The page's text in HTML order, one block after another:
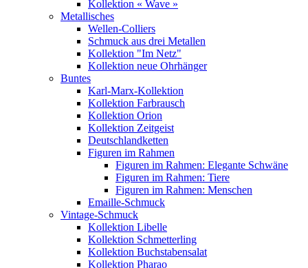
Kollektion « Wave »
Metallisches
Wellen-Colliers
Schmuck aus drei Metallen
Kollektion "Im Netz"
Kollektion neue Ohrhänger
Buntes
Karl-Marx-Kollektion
Kollektion Farbrausch
Kollektion Orion
Kollektion Zeitgeist
Deutschlandketten
Figuren im Rahmen
Figuren im Rahmen: Elegante Schwäne
Figuren im Rahmen: Tiere
Figuren im Rahmen: Menschen
Emaille-Schmuck
Vintage-Schmuck
Kollektion Libelle
Kollektion Schmetterling
Kollektion Buchstabensalat
Kollektion Pharao